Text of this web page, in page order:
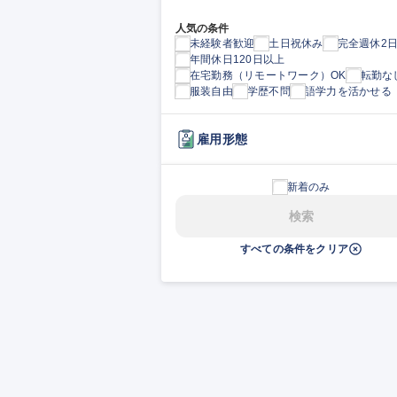
人気の条件
未経験者歓迎
土日祝休み
完全週休2
年間休日120日以上
在宅勤務（リモートワーク）OK
転勤な
服装自由
学歴不問 語学力を活かせる
雇用形態
新着のみ
検索
すべての条件をクリア